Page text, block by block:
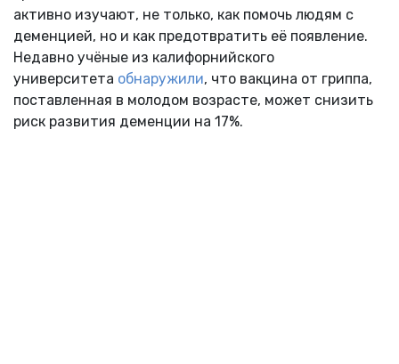
активно изучают, не только, как помочь людям с
деменцией, но и как предотвратить её появление.
Недавно учёные из калифорнийского
университета обнаружили, что вакцина от гриппа,
поставленная в молодом возрасте, может снизить
риск развития деменции на 17%.